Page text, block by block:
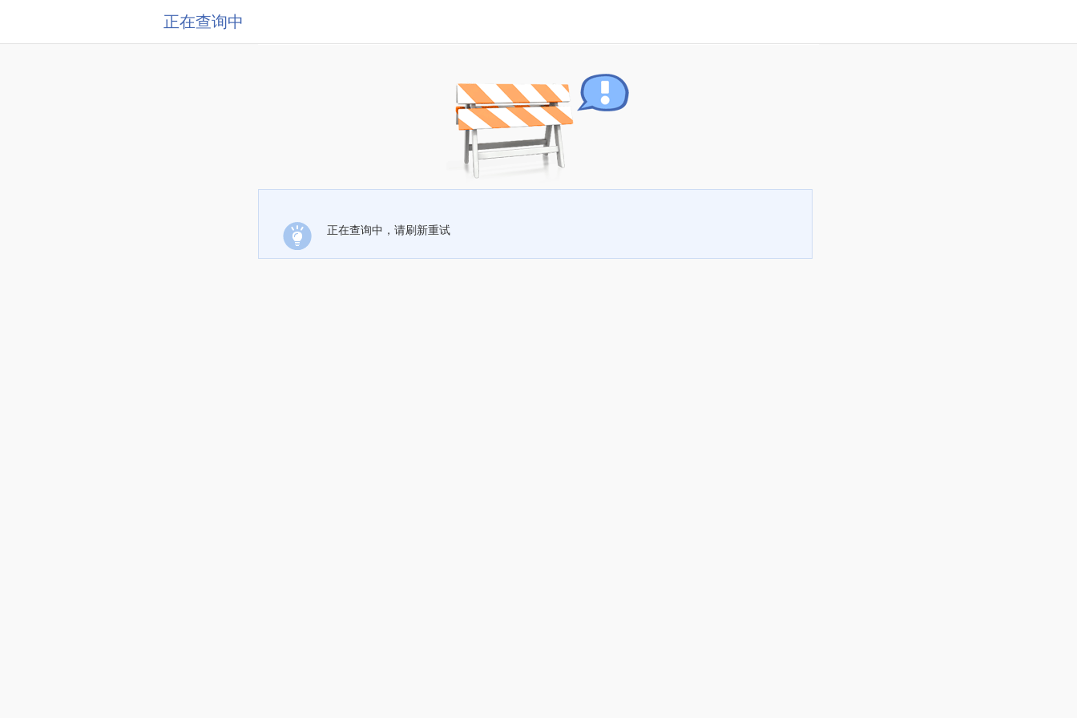
正在查询中
正在查询中，请刷新重试